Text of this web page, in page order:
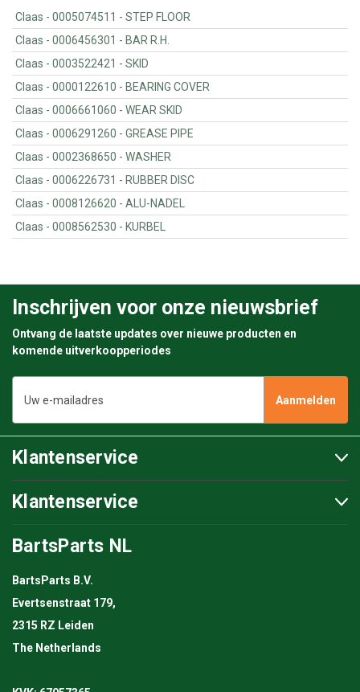
Claas - 0005074511 - STEP FLOOR
Claas - 0006456301 - BAR R.H.
Claas - 0003522421 - SKID
Claas - 0000122610 - BEARING COVER
Claas - 0006661060 - WEAR SKID
Claas - 0006291260 - GREASE PIPE
Claas - 0002368650 - WASHER
Claas - 0006226731 - RUBBER DISC
Claas - 0008126620 - ALU-NADEL
Claas - 0008562530 - KURBEL
Inschrijven voor onze nieuwsbrief
Ontvang de laatste updates over nieuwe producten en
komende uitverkoopperiodes
mailadres
Klantenservice
Klantenservice
BartsParts NL
BartsParts B.V.
Evertsenstraat 179,
2315 RZ Leiden
The Netherlands